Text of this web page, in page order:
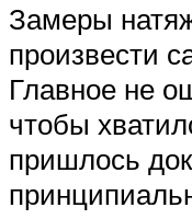
Замеры
произвести
Главное не
чтобы
пришлось